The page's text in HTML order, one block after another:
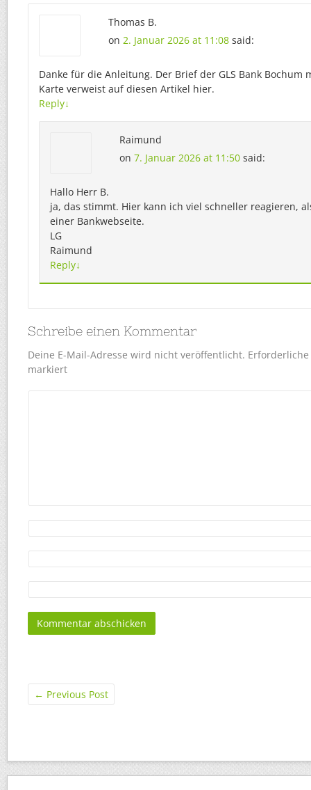
Thomas B.
on 2. Januar 2026 at 11:08 said:
Danke für die Anleitung. Der Brief der GLS Bank Bochum
Karte verweist auf diesen Artikel hier.
Reply↓
Raimund
on 7. Januar 2026 at 11:50 said:
Hallo Herr B.
ja, das stimmt. Hier kann ich viel schneller reagieren,
einer Bankwebseite.
LG
Raimund
Reply↓
Schreibe einen Kommentar
Deine E-Mail-Adresse wird nicht veröffentlicht.
markiert
← Previous Post